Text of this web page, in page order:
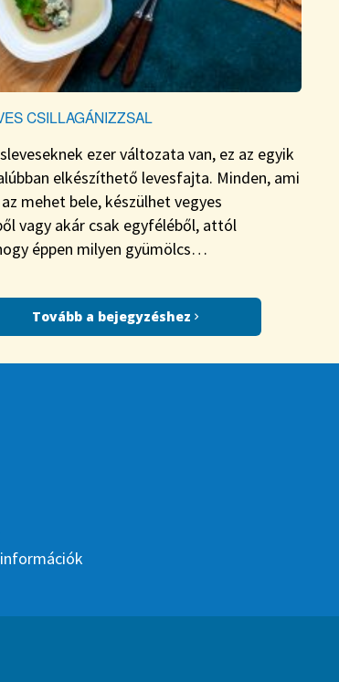
CSILLAGÁNIZZSAL
ezer változata van, ez az egyik
elkészíthető levesfajta. Minden, ami
mehet bele, készülhet vegyes
vagy akár csak egyféléből, attól
éppen milyen gyümölcs…
Tovább a bejegyzéshez